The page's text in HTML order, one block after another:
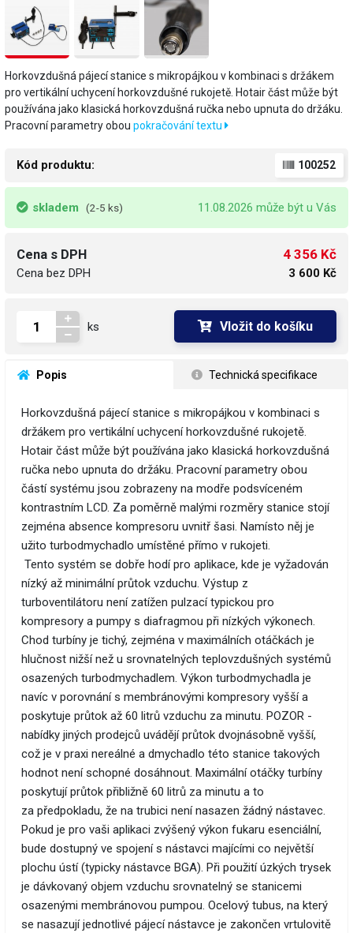
Horkovzdušná pájecí stanice s mikropájkou v kombinaci s držákem
pro vertikální uchycení horkovzdušné rukojetě. Hotair část může být
používána jako klasická horkovzdušná ručka nebo upnuta do držáku.
Pracovní parametry obou pokračování textu
Kód produktu: 100252
skladem (2-5 ks) 11.08.2026 může být u Vás
Cena s DPH
Cena bez DPH
4 356 Kč
3 600 Kč
ks Vložit do košíku
Popis Technická specifikace
Horkovzdušná pájecí stanice s mikropájkou v kombinaci s
držákem pro vertikální uchycení horkovzdušné rukojetě.
Hotair část může být používána jako klasická horkovzdušná
ručka nebo upnuta do držáku. Pracovní parametry obou
částí systému jsou zobrazeny na modře podsvíceném
kontrastním LCD. Za poměrně malými rozměry stanice stojí
zejména absence kompresoru uvnitř šasi. Namísto něj je
užito turbodmychadlo umístěné přímo v rukojeti.
Tento systém se dobře hodí pro aplikace, kde je vyžadován
nízký až minimální průtok vzduchu. Výstup z
turboventilátoru není zatížen pulzací typickou pro
kompresory a pumpy s diafragmou při nízkých výkonech.
Chod turbíny je tichý, zejména v maximálních otáčkách je
hlučnost nižší než u srovnatelných teplovzdušných systémů
osazených turbodmychadlem. Výkon turbodmychadla je
navíc v porovnání s membránovými kompresory vyšší a
poskytuje průtok až 60 litrů vzduchu za minutu. POZOR -
nabídky jiných prodejců uvádějí průtok dvojnásobně vyšší,
což je v praxi nereálné a dmychadlo této stanice takových
hodnot není schopné dosáhnout. Maximální otáčky turbíny
poskytují průtok přibližně 60 litrů za minutu a to
za předpokladu, že na trubici není nasazen žádný nástavec.
Pokud je pro vaši aplikaci zvýšený výkon fukaru esenciální,
bude dostupný ve spojení s nástavci majícími co největší
plochu ústí (typicky nástavce BGA). Při použití úzkých trysek
je dávkovaný objem vzduchu srovnatelný se stanicemi
osazenými membránovou pumpou. Ocelový tubus, na který
se nasazují jednotlivé pájecí nástavce je zakončen vrtulovitě